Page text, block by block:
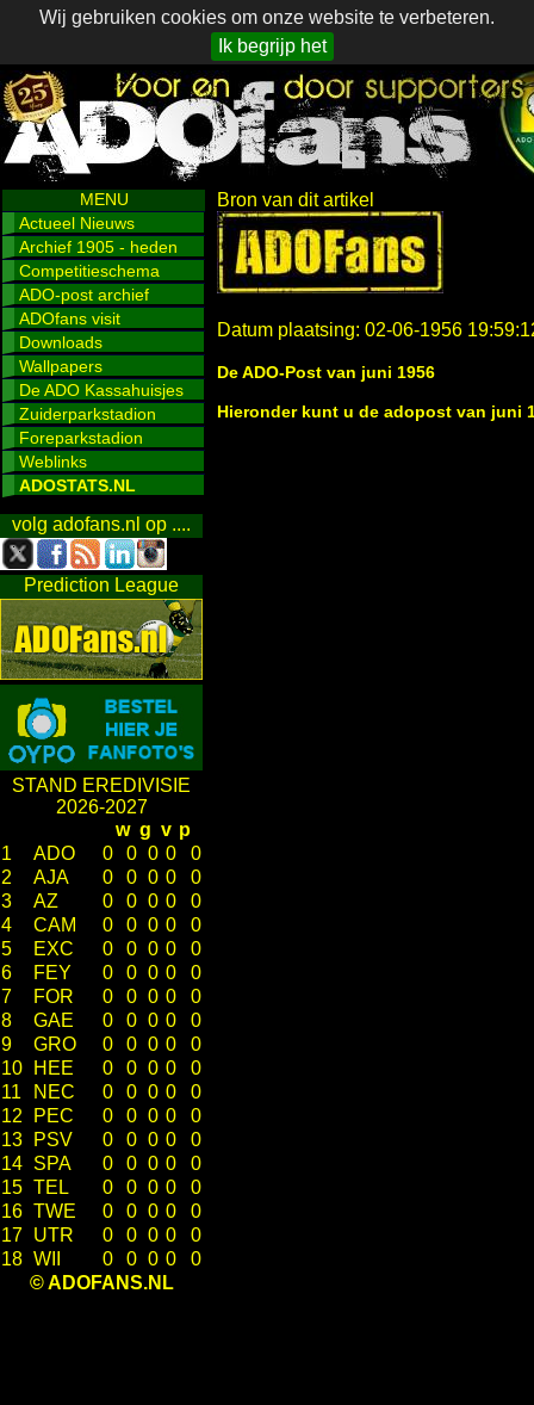
Wij gebruiken cookies om onze website te verbeteren.
Ik begrijp het
MENU
Actueel Nieuws
Archief 1905 - heden
Competitieschema
ADO-post archief
ADOfans visit
Downloads
Wallpapers
De ADO Kassahuisjes
Zuiderparkstadion
Foreparkstadion
Weblinks
ADOSTATS.NL
volg adofans.nl op ....
Prediction League
STAND EREDIVISIE
2026-2027
w g v p
1
ADO 0 0 0 0
0
2
AJA 0 0 0 0
0
3
AZ 0 0 0 0
0
4
CAM 0 0 0 0
0
5
EXC 0 0 0 0
0
6
FEY 0 0 0 0
0
7
FOR 0 0 0 0
0
8
GAE 0 0 0 0
0
9
GRO 0 0 0 0
0
10
HEE 0 0 0 0
0
11
NEC 0 0 0 0
0
12
PEC 0 0 0 0
0
13
PSV 0 0 0 0
0
14 SPA 0 0 0 0
0
15 TEL 0 0 0 0
0
16 TWE 0 0 0 0
0
17 UTR 0 0 0 0
0
18 WII 0 0 0 0
0
© ADOFANS.NL
Bron van dit artikel
Datum plaatsing: 02-06-1956
De ADO-Post van juni 1956
Hieronder kunt u de adopost van juni